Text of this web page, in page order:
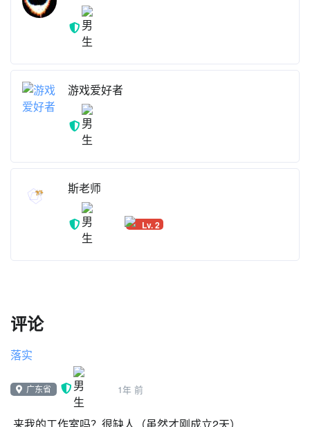
游戏爱好者
斯老师
Lv. 2
评论
落实
广东省 1年 前
来我的工作室吗？很缺人（虽然才刚成立2天）